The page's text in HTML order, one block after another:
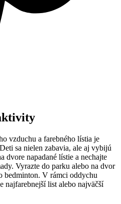
vzduchu a farebného lístia je
sa nielen zabavia, ale aj vybijú
dvore napadané lístie a nechajte
Vyrazte do parku alebo na dvor
bedminton. V rámci oddychu
najfarebnejší list alebo najväčší